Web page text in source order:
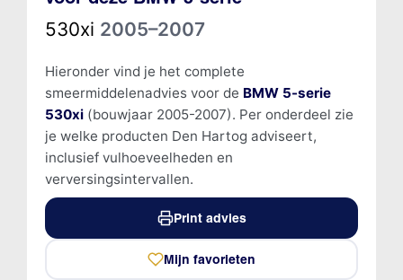
530xi 2005–2007
Hieronder vind je het complete
smeermiddelenadvies voor de BMW 5-serie
530xi(bouwjaar 2005-2007). Per onderdeel zie
je welke producten Den Hartog adviseert,
inclusief vulhoeveelheden en
verversingsintervallen.
Print advies
Mijn favorieten